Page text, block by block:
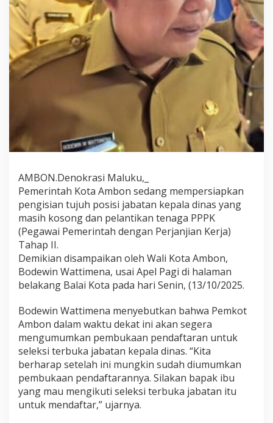
a
e
j
u
a
d
i
s
d
a
L
a
n
k
P
3
K
a
h
a
p
AMBON.Denokrasi Maluku,_
Pemerintah Kota Ambon sedang mempersiapkan
pengisian tujuh posisi jabatan kepala dinas yang
masih kosong dan pelantikan tenaga PPPK
(Pegawai Pemerintah dengan Perjanjian Kerja)
Tahap II.
Demikian disampaikan oleh Wali Kota Ambon,
Bodewin Wattimena, usai Apel Pagi di halaman
belakang Balai Kota pada hari Senin, (13/10/2025.
Bodewin Wattimena menyebutkan bahwa Pemkot
Ambon dalam waktu dekat ini akan segera
mengumumkan pembukaan pendaftaran untuk
seleksi terbuka jabatan kepala dinas. “Kita
berharap setelah ini mungkin sudah diumumkan
pembukaan pendaftarannya. Silakan bapak ibu
yang mau mengikuti seleksi terbuka jabatan itu
untuk mendaftar,” ujarnya.